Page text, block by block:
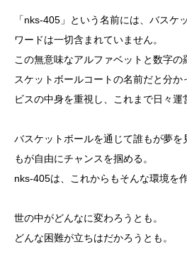
「nks-405」という名前には、バスケ
ワードは一切含まれていません。
この無意味なアルファベットと数字
スケットボールコートの名前だと分
ビスの中身を重視し、これまで日々運
バスケットボールを通じて誰もが夢
もが自由にチャンスを掴める。
nks-405は、これからもそんな環境を
世の中がどんなに変わろうとも。
どんな困難が立ちはだかろうとも。